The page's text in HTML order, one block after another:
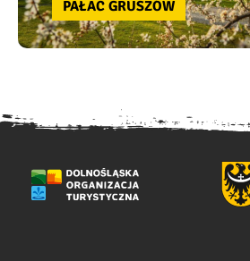
PAŁAC GRUSZÓW